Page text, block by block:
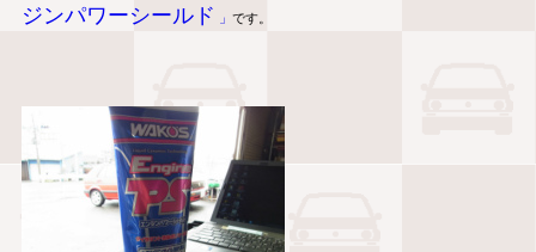
ジンパワーシールド
」 です。